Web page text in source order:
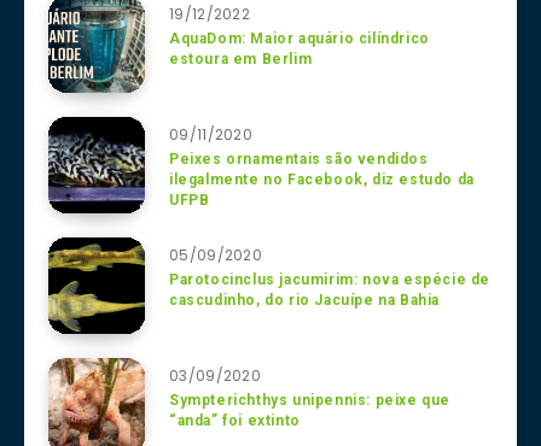
19/12/2022
AquaDom: Maior aquário cilíndrico
estoura em Berlim
09/11/2020
Peixes ornamentais são vendidos
ilegalmente no Facebook, diz estudo da
UFPB
05/09/2020
Parotocinclus jacumirim: nova espécie de
cascudinho, do rio Jacuípe na Bahia
03/09/2020
Sympterichthys unipennis: peixe que
“anda” foi extinto